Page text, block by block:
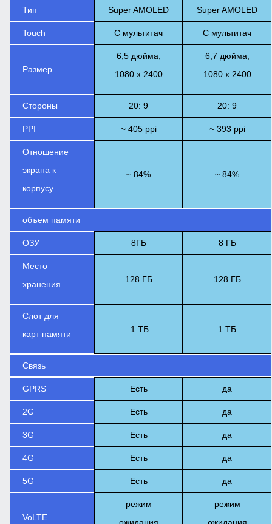
Тип Super AMOLED Super AMOLED
Touch С мультитач С мультитач
Размер
6,5 дюйма,
1080 x 2400
6,7 дюйма,
1080 x 2400
Стороны 20: 9 20: 9
PPI ~ 405 ppi ~ 393 ppi
Отношение
экрана к
корпусу
~ 84% ~ 84%
объем памяти
ОЗУ 8ГБ 8 ГБ
Место
хранения
128 ГБ 128 ГБ
Слот для
карт памяти
1 ТБ 1 ТБ
Связь
GPRS Есть да
2G Есть да
3G Есть да
4G Есть да
5G Есть да
VoLTE
режим
режим